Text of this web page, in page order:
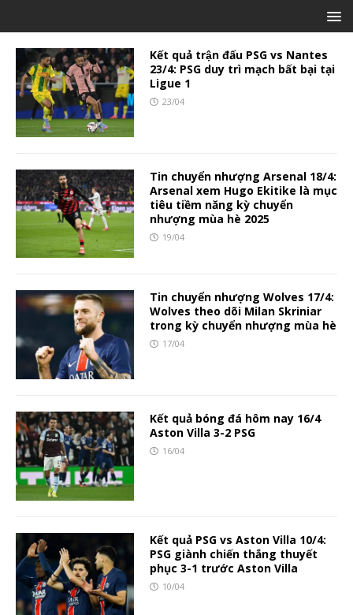
Kết quả trận đấu PSG vs Nantes
23/4: PSG duy trì mạch bất bại tại
Ligue 1
23/04
Tin chuyển nhượng Arsenal 18/4:
Arsenal xem Hugo Ekitike là mục
tiêu tiềm năng kỳ chuyển
nhượng mùa hè 2025
19/04
Tin chuyển nhượng Wolves 17/4:
Wolves theo dõi Milan Skriniar
trong kỳ chuyển nhượng mùa hè
17/04
Kết quả bóng đá hôm nay 16/4
Aston Villa 3-2 PSG
16/04
Kết quả PSG vs Aston Villa 10/4:
PSG giành chiến thắng thuyết
phục 3-1 trước Aston Villa
10/04